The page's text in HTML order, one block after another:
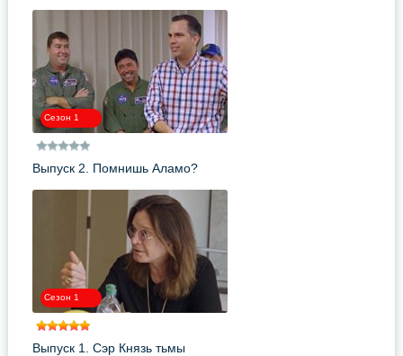
Сезон 1
Выпуск 2. Помнишь Аламо?
Сезон 1
Выпуск 1. Сэр Князь тьмы